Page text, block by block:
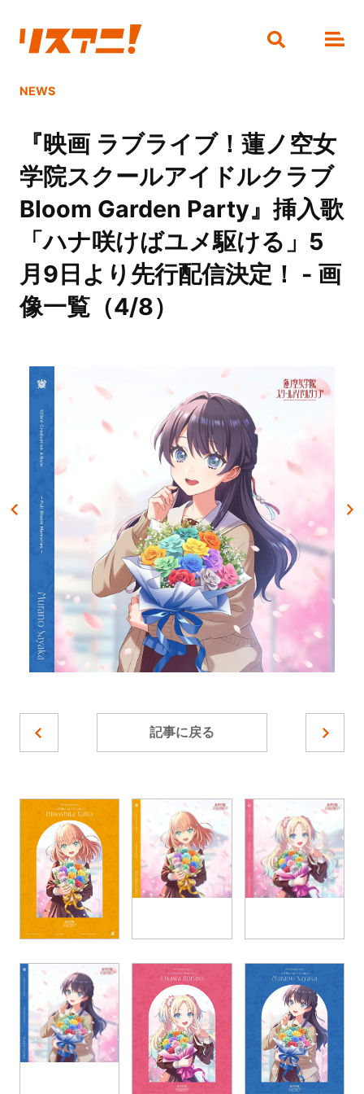
NEWS
『映画 ラブライブ！蓮ノ空女
学院スクールアイドルクラブ
Bloom Garden Party』挿入歌
「ハナ咲けばユメ駆ける」5
月9日より先行配信決定！ - 画
像一覧（4/8）
記事に戻る